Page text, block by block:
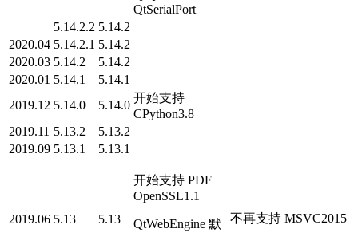
QtSerialPort
5.14.2.2 5.14.2
2020.04 5.14.2.1 5.14.2
2020.03 5.14.2
5.14.2
2020.01 5.14.1
5.14.1
2019.12 5.14.0 5.14.0
开始支持
CPython3.8
2019.11 5.13.2
5.13.2
2019.09 5.13.1 5.13.1
2019.06 5.13 5.13
开始支持 PDF
OpenSSL1.1
QtWebEngine 默
不再支持 MSVC2015